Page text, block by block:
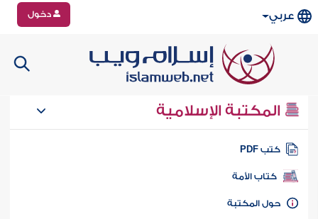
عربي دخول
المكتبة الإسلامية
كتب PDF
كتاب الأمة